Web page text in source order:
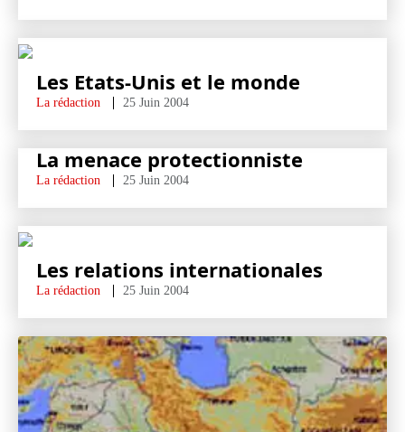
Les Etats-Unis et le monde
La rédaction 25 Juin 2004
La menace protectionniste
La rédaction 25 Juin 2004
Les relations internationales
La rédaction 25 Juin 2004